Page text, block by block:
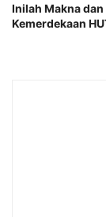
Inilah Makna dan
Kemerdekaan